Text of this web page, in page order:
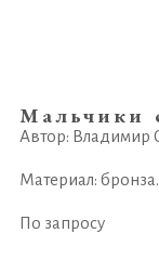
Мальчики
Автор: Владимир
Материал: бронза.
По запросу